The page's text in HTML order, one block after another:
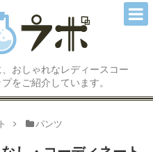
おしゃれなレディースコー
をご紹介しています。
パンツ